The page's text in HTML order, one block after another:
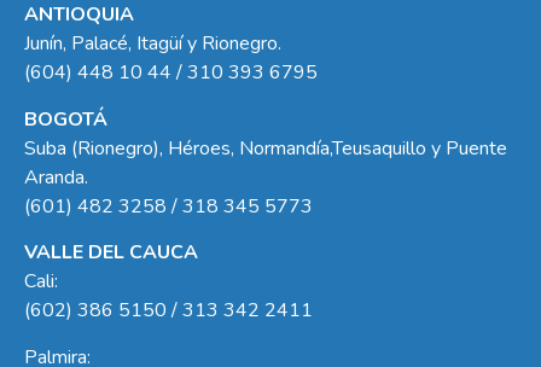
ANTIOQUIA
Junín, Palacé, Itagüí y Rionegro.
(604) 448 10 44 / 310 393 6795
BOGOTÁ
Suba (Rionegro), Héroes, Normandía,Teusaquillo y Puente
Aranda.
(601) 482 3258 / 318 345 5773
VALLE DEL CAUCA
Cali:
(602) 386 5150 / 313 342 2411
Palmira: